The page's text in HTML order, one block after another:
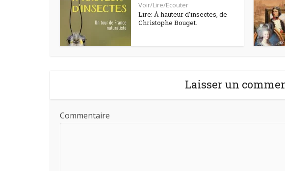
Voir/Lire/Ecouter
Lire: À hauteur d’insectes, de
Christophe Bouget.
Laisser un
Commentaire